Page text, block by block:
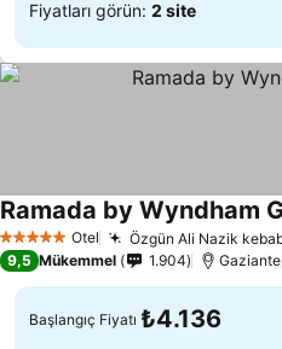
Fiyatları görün: 2 site
5 Yıldız Otel Özgün Ali Nazik
Ramada by Wyndham
9,5 Mükemmel 1.904
Başlangıç Fiyatı ₺4.136